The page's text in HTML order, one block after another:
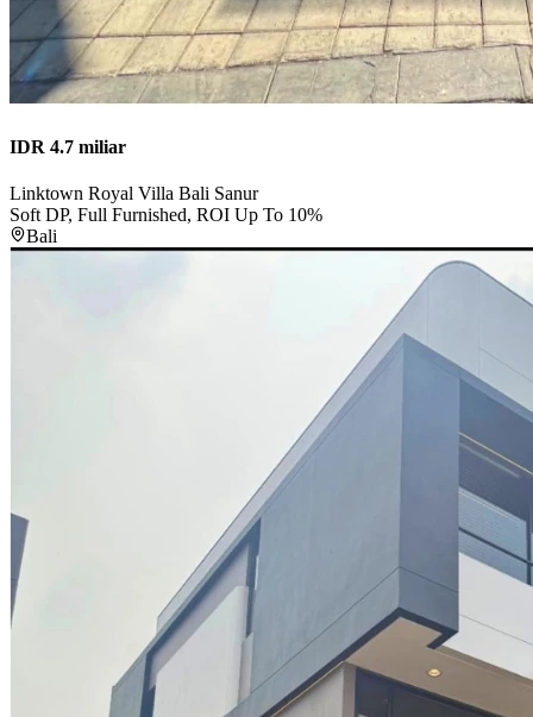
IDR 4.7 miliar
Linktown Royal Villa Bali Sanur
Soft DP, Full Furnished, ROI Up To 10%
Bali